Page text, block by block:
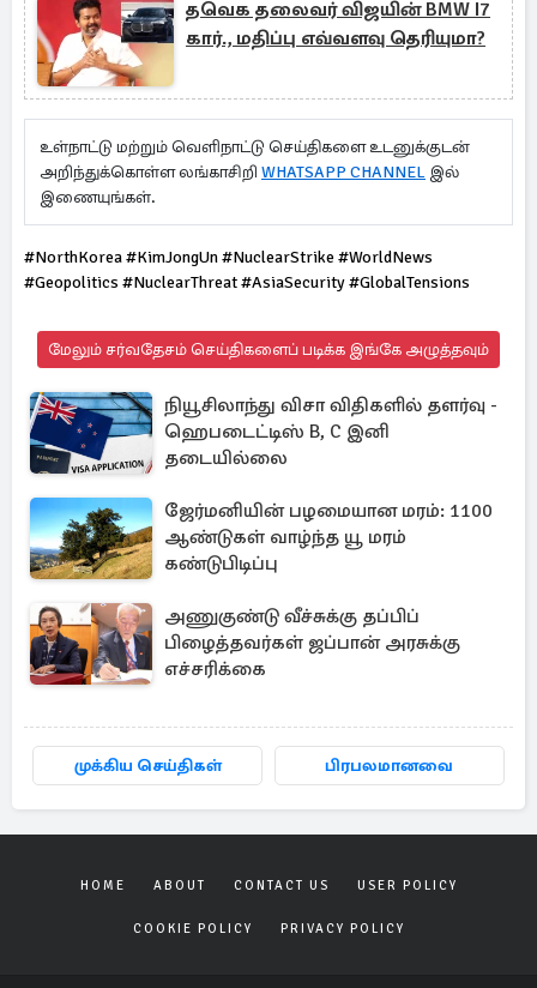
தவெக தலைவர் விஜயின் BMW I7
கார்., மதிப்பு எவ்வளவு தெரியுமா?
உள்நாட்டு மற்றும் வெளிநாட்டு செய்திகளை உடனுக்குடன்
அறிந்துக்கொள்ள லங்காசிறி WHATSAPP CHANNEL இல்
இணையுங்கள்.
#NorthKorea #KimJongUn #NuclearStrike #WorldNews
#Geopolitics #NuclearThreat #AsiaSecurity #GlobalTensions
மேலும் சர்வதேசம் செய்திகளைப் படிக்க இங்கே அழுத்தவும்
நியூசிலாந்து விசா விதிகளில் தளர்வு -
ஹெபடைட்டிஸ் B, C இனி
தடையில்லை
ஜேர்மனியின் பழமையான மரம்: 1100
ஆண்டுகள் வாழ்ந்த யூ மரம்
கண்டுபிடிப்பு
அணுகுண்டு வீச்சுக்கு தப்பிப்
பிழைத்தவர்கள் ஜப்பான் அரசுக்கு
எச்சரிக்கை
முக்கிய செய்திகள் பிரபலமானவை
HOME ABOUT CONTACT US USER POLICY
COOKIE POLICY PRIVACY POLICY